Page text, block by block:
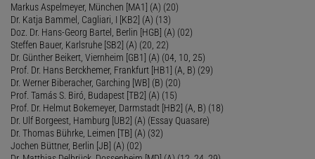
Markus Aspelmeyer, München [MA1] (A) (20)
Dr. Katja Bammel, Cagliari, I [KB2] (A) (13)
Doz. Dr. Hans-Georg Bartel, Berlin [HGB] (A) (02)
Steffen Bauer, Karlsruhe [SB2] (A) (20, 22)
Dr. Günther Beikert, Viernheim [GB1] (A) (04, 10, 25)
Prof. Dr. Hans Berckhemer, Frankfurt [HB1] (A, B) (29)
Dr. Werner Biberacher, Garching [WB] (B) (20)
Prof. Tamás S. Biró, Budapest [TB2] (A) (15)
Prof. Dr. Helmut Bokemeyer, Darmstadt [HB2] (A, B) (18)
Dr. Ulf Borgeest, Hamburg [UB2] (A) (Essay Quasare)
Dr. Thomas Bührke, Leimen [TB] (A) (32)
Jochen Büttner, Berlin [JB] (A) (02)